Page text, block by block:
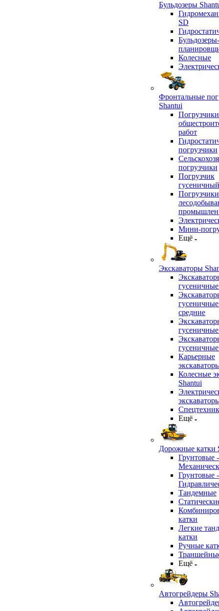
Бульдозеры
SD
Бульдозеры-
Колесные
Фронтальные
Shantui
работ
погрузчики
погрузчики
Погрузчик
гусеничный
Мини-
Ещё
Экскаваторы
средние
Карьерные
Колесные
Shantui
Ещё
Дорожные катки
Грунтовые -
Грунтовые -
Тандемные
катки
Легкие
катки
Ручные
Ещё
Автогрейдеры